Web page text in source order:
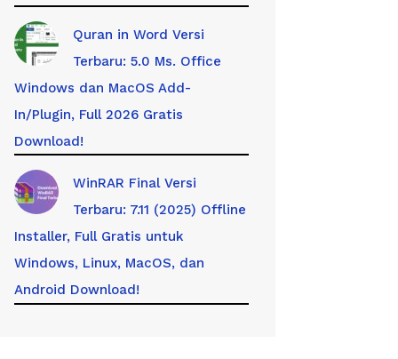
Quran in Word Versi
Terbaru: 5.0 Ms. Office
Windows dan MacOS Add-
In/Plugin, Full 2026 Gratis
Download!
WinRAR Final Versi
Terbaru: 7.11 (2025) Offline
Installer, Full Gratis untuk
Windows, Linux, MacOS, dan
Android Download!